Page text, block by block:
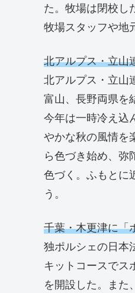
た。牧場は閉校し
牧場スタッフや地
北アルプス・立
北アルプス・立山
富山、長野両県を
今年は一時冷え込
やかな秋の風情を
ら色づき始め、弥
色づく。ふもとに
う。
千葉・木更津に
独ポルシェの日本
キットコースでス
を開設した。また